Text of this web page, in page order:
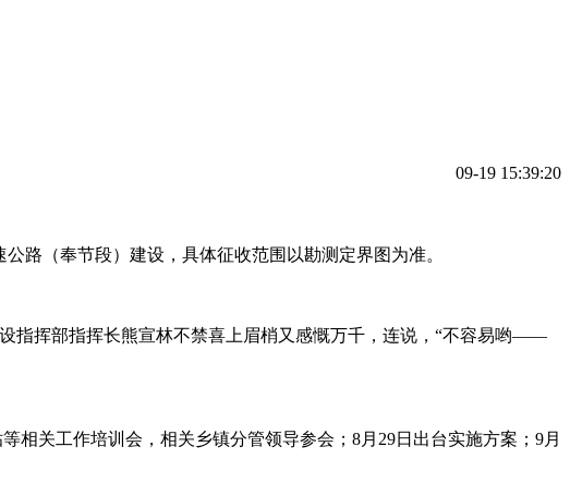
09-19 15:39:20
路（奉节段）建设，具体征收范围以勘测定界图为准。
指挥部指挥长熊宣林不禁喜上眉梢又感慨万千，连说，“不容易哟——
关工作培训会，相关乡镇分管领导参会；8月29日出台实施方案；9月